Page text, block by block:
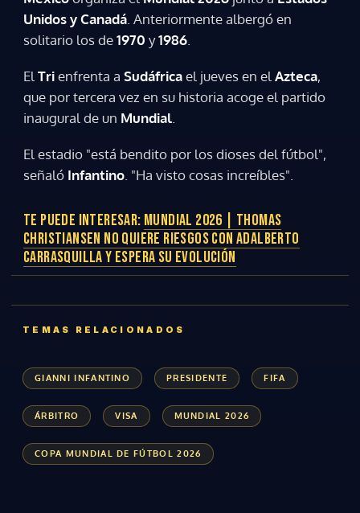
Gracias por suscribirte a nuestro boletín.
ACEPTAR
Unidos y Canadá. Anteriormente albergó en
solitario los de1970 y1986.
El Trienfrenta a Sudáfricael jueves en el Azteca,
que por tercera vez en su historia acoge el partido
inaugural de un Mundial
El estadio "está bendito por los dioses del fútbol",
señaló Infantino . "Ha visto cosas increíbles".
TE PUEDE INTERESAR: MUNDIAL 2026 | THOMAS
CHRISTIANSEN NO QUIERE RIESGOS CON ADALBERTO
CARRASQUILLA Y ESPERA SU EVOLUCIÓN
TEMAS RELACIONADOS
GIANNI INFANTINO PRESIDENTE FIFA
ÁRBITRO VISA MUNDIAL 2026
COPA MUNDIAL DE FÚTBOL 2026